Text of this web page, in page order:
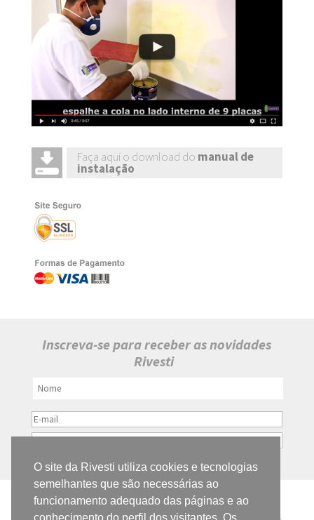
Faça aqui o download do manual de
instalação
Inscreva-se para receber as novidades
Rivesti
RIVESTI REVESTIMENTOS ECOLÓGICOS
O site da Rivesti utiliza cookies e tecnologias
semelhantes que são necessárias ao
funcionamento adequado das páginas e ao